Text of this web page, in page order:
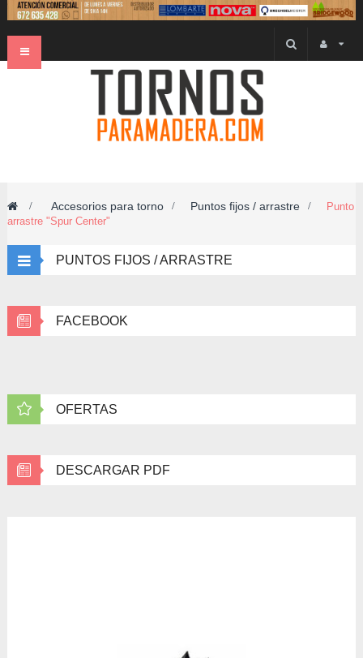
Navegación
> Accesorios para torno > Puntos fijos / arrastre >
Punto
arrastre "Spur Center"
PUNTOS FIJOS / ARRASTRE
FACEBOOK
OFERTAS
DESCARGAR PDF